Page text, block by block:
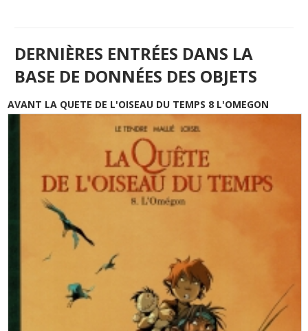
DERNIÈRES ENTRÉES DANS LA
BASE DE DONNÉES DES OBJETS
AVANT LA QUETE DE L'OISEAU DU TEMPS 8 L'OMEGON